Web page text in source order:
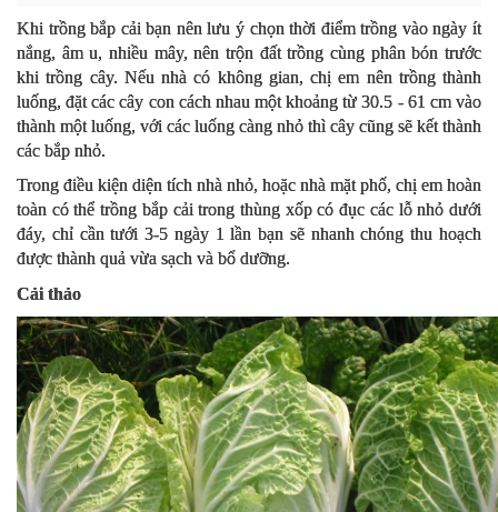
Khi trồng bắp cải bạn nên lưu ý chọn thời điểm trồng vào ngày ít
nắng, âm u, nhiều mây, nên trộn đất trồng cùng phân bón trước
khi trồng cây. Nếu nhà có không gian, chị em nên trồng thành
luống, đặt các cây con cách nhau một khoảng từ 30.5 - 61 cm vào
thành một luống, với các luống càng nhỏ thì cây cũng sẽ kết thành
các bắp nhỏ.
Trong điều kiện diện tích nhà nhỏ, hoặc nhà mặt phố, chị em hoàn
toàn có thể trồng bắp cải trong thùng xốp có đục các lỗ nhỏ dưới
đáy, chỉ cần tưới 3-5 ngày 1 lần bạn sẽ nhanh chóng thu hoạch
được thành quả vừa sạch và bổ dưỡng.
Cải thảo